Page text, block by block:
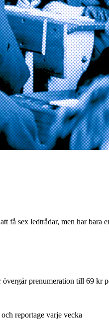
få sex ledtrådar, men har bara
övergår prenumeration till 69 kr
reportage varje vecka